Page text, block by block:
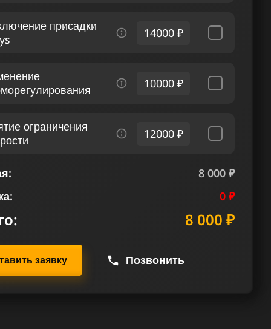
присадки
14000 ₽
10000 ₽
ограничения
12000 ₽
8 000 ₽
0 ₽
8 000 ₽
заявку Позвонить